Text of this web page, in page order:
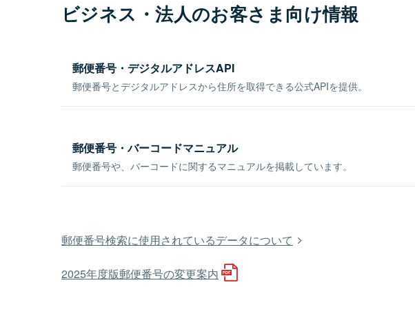
ビジネス・法人のお客さま向け情報
郵便番号・デジタルアドレスAPI
郵便番号とデジタルアドレスから住所を取得できる公式APIを提供。
郵便番号・バーコードマニュアル
郵便番号や、バーコードに関するマニュアルを掲載しています。
郵便番号検索に使用されているデータについて
2025年度版郵便番号の変更案内